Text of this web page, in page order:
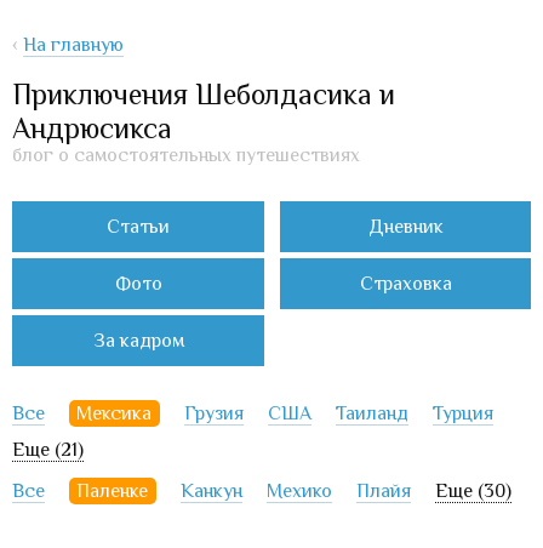
‹ На главную
Приключения Шеболдасика и
Андрюсикса
блог о самостоятельных путешествиях
Статьи Дневник
Фото Страховка
За кадром
Все Мексика Грузия США Таиланд
Турция
Еще (21)
Все
Паленке Канкун Мехико Плайя Еще (30)